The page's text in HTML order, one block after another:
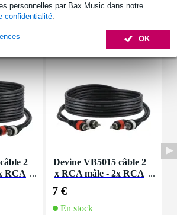
personnelles par Bax Music dans notre
confidentialité
OK
2
RCA
Devine VB5015 câble 2
x RCA mâle - 2x RCA
7 €
En stock